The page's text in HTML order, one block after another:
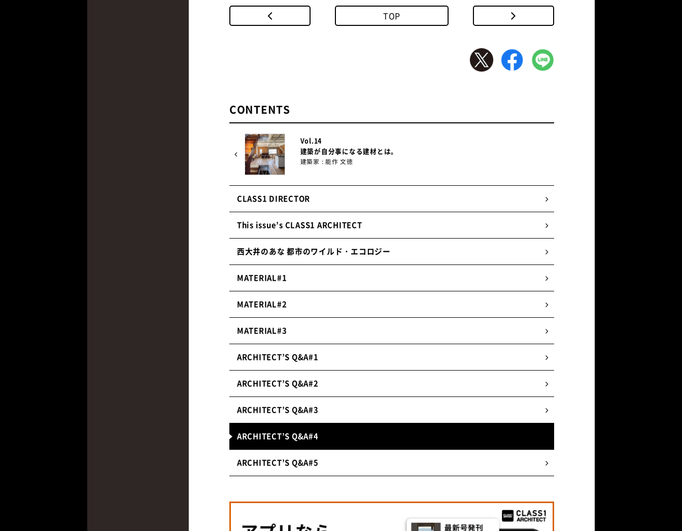
TOP
CONTENTS
Vol.14
建築が自分事になる建材とは。
建築家 : 能作 文徳
CLASS1 DIRECTOR
This issue’s CLASS1 ARCHITECT
西大井のあな 都市のワイルド・エコロジー
MATERIAL#1
MATERIAL#2
MATERIAL#3
ARCHITECT’S Q&A#1
ARCHITECT’S Q&A#2
ARCHITECT’S Q&A#3
ARCHITECT’S Q&A#4
ARCHITECT’S Q&A#5